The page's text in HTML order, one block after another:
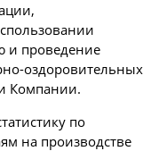
и проведение
оздоровительных
Компании.
по
на производстве